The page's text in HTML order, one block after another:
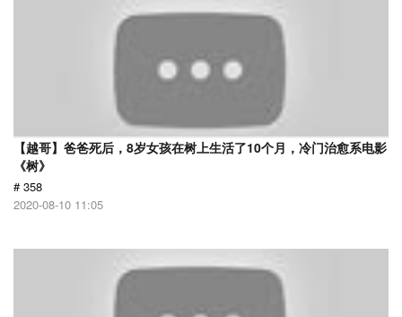
【越哥】爸爸死后，8岁女孩在树上生活了10个月，冷门治愈系电影
《树》
# 358
2020-08-10 11:05